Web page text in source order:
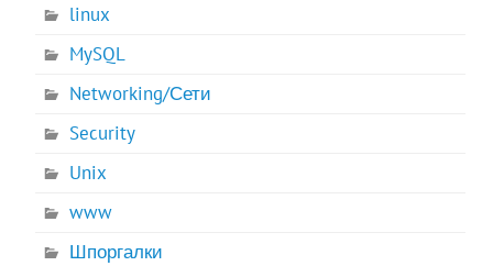
linux
MySQL
Networking/Сети
Security
Unix
www
Шпоргалки